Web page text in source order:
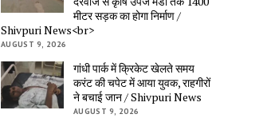
मीटर सड़क का होगा निर्माण /
Shivpuri News<br>
AUGUST 9, 2026
गांधी पार्क में क्रिकेट खेलते समय
करंट की चपेट में आया युवक, राहगीरों
ने बचाई जान / Shivpuri News
AUGUST 9, 2026